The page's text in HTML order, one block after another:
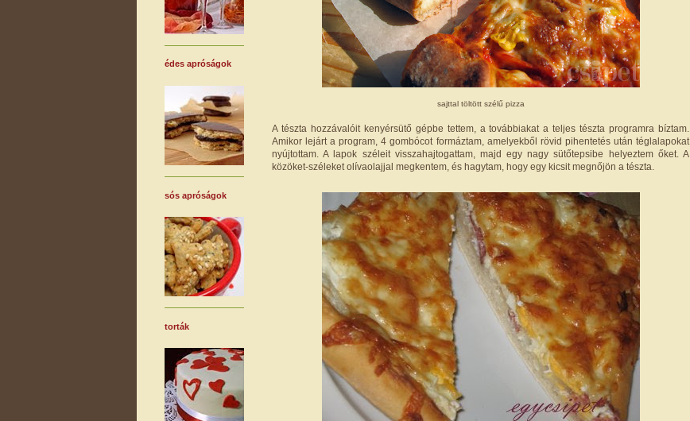
sajttal töltött szélű pizza
A tészta hozzávalóit kenyérsütő gépbe tettem, a továbbiakat a teljes tészta programra bíztam.
Amikor lejárt a program, 4 gombócot formáztam, amelyekből rövid pihentetés után téglalapokat
nyújtottam. A lapok széleit visszahajtogattam, majd egy nagy sütőtepsibe helyeztem őket. A
közöket-széleket olívaolajjal megkentem, és hagytam, hogy egy kicsit megnőjön a tészta.
édes apróságok
sós apróságok
torták